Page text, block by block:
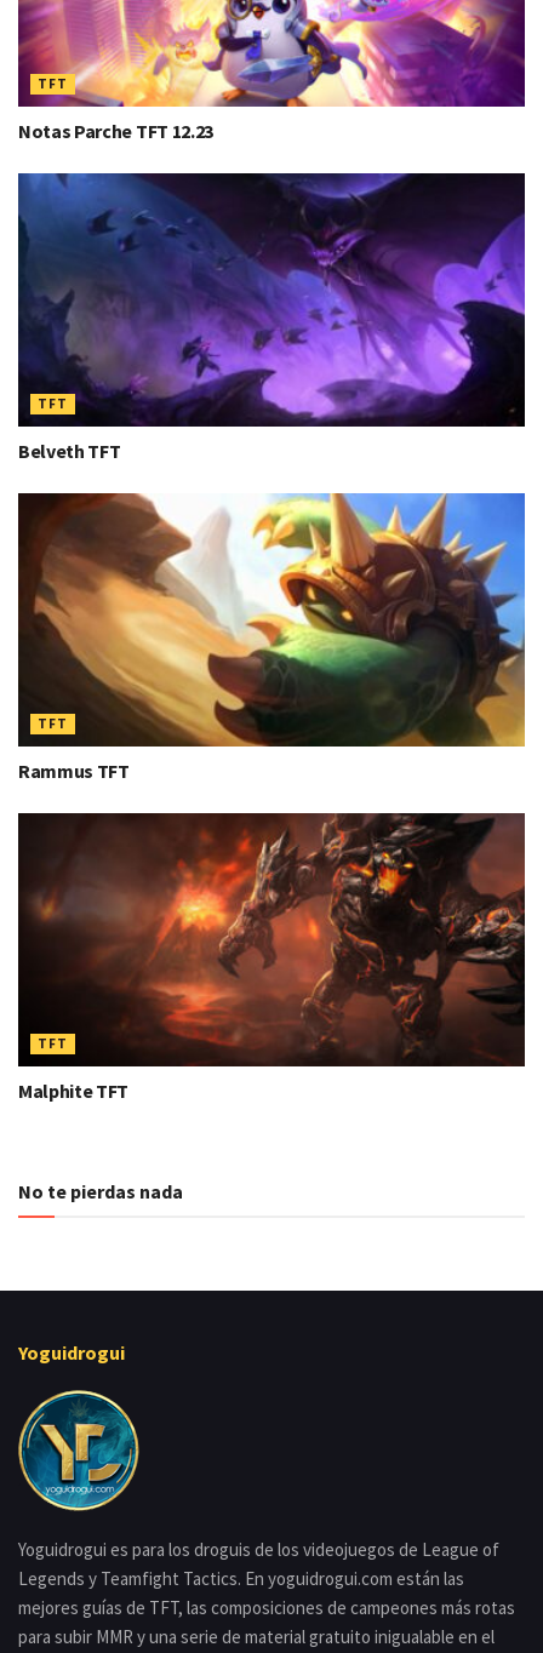
TFT
Notas Parche TFT 12.23
TFT
Belveth TFT
TFT
Rammus TFT
TFT
Malphite TFT
No te pierdas nada
Yoguidrogui
Yoguidrogui es para los droguis de los videojuegos de League of
Legends y Teamfight Tactics. En yoguidrogui.com están las
mejores guías de TFT, las composiciones de campeones más rotas
para subir MMR y una serie de material gratuito inigualable en el